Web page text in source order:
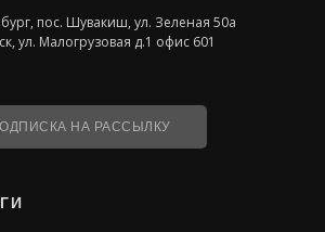
НА РАССЫЛКУ
пос. Шувакиш, ул. Зеленая 50а
ул. Малогрузовая д.1 офис 601